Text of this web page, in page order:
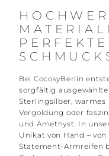
Bei CocosyBerlin
sorgfältig
Sterlingsilber,
Vergoldung oder
und Amethyst. In
Unikat von Hand –
Statement-Armreifen